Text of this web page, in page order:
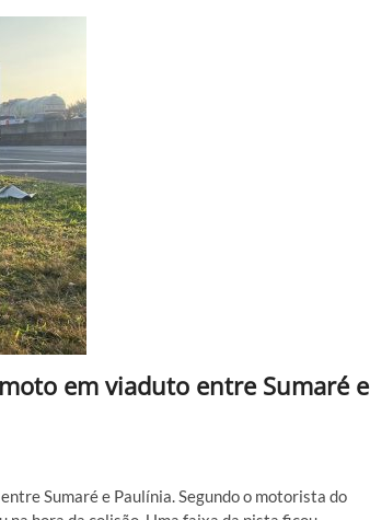
em viaduto entre Sumaré e
Sumaré e Paulínia. Segundo o motorista do